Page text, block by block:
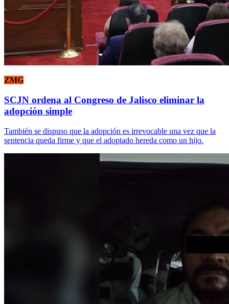
ZMG
SCJN ordena al Congreso de Jalisco eliminar la
adopción simple
También se dispuso que la adopción es irrevocable una vez que la
sentencia queda firme y que el adoptado hereda como un hijo.